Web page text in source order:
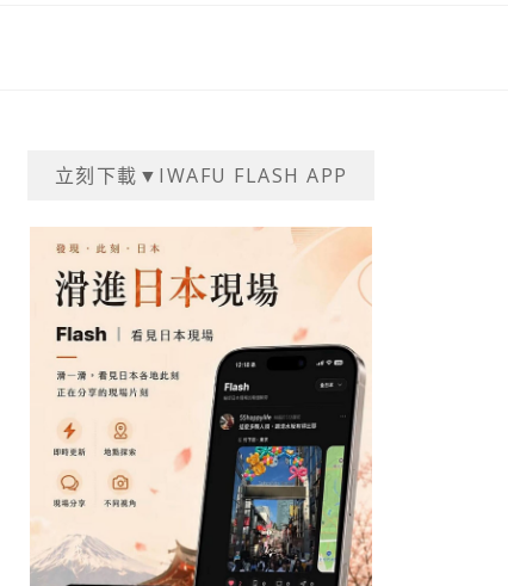
立刻下載▼IWAFU FLASH APP